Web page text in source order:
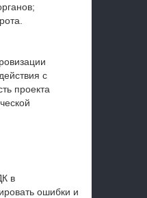
с
проекта
в
ошибки и